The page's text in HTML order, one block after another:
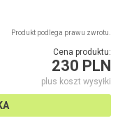
Produkt podlega prawu zwrotu.
Cena produktu:
230 PLN
plus koszt wysyłki